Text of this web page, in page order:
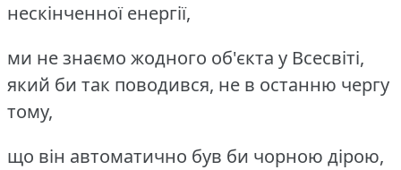
нескінченної енергії,
ми не знаємо жодного об'єкта у Всесвіті,
який би так поводився, не в останню чергу
тому,
що він автоматично був би чорною дірою,